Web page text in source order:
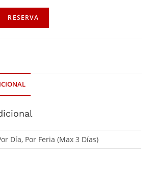
RESERVA
Día, Por Feria (Max 3 Días)